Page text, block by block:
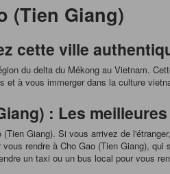
(Tien Giang)
cette ville
du delta du Mékong au Vietnam.
à vous immerger dans la culture
: Les
Giang). Si vous arrivez de
rendre à Cho Gao (Tien Giang),
un taxi ou un bus local pour vous